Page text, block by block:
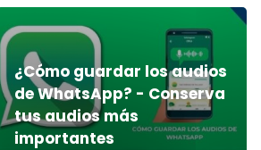
¿Cómo guardar los audios
de WhatsApp? - Conserva
tus audios más
importantes